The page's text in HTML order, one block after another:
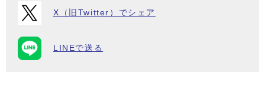
X（旧Twitter）でシェア
LINEで送る